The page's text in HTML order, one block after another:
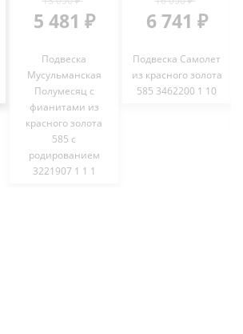
5 481 ₽
Подвеска
Мусульманская
Полумесяц с
фианитами из
красного золота
585 с
родированием
3221907 1 1 1
6 741 ₽
Подвеска Самолет
из красного золота
585 3462200 1 10